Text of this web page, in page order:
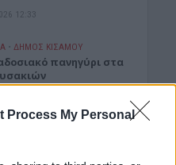
Process My Personal
12:33
• ΔΉΜΟΣ ΚΙΣΆΜΟΥ
πανηγύρι στα